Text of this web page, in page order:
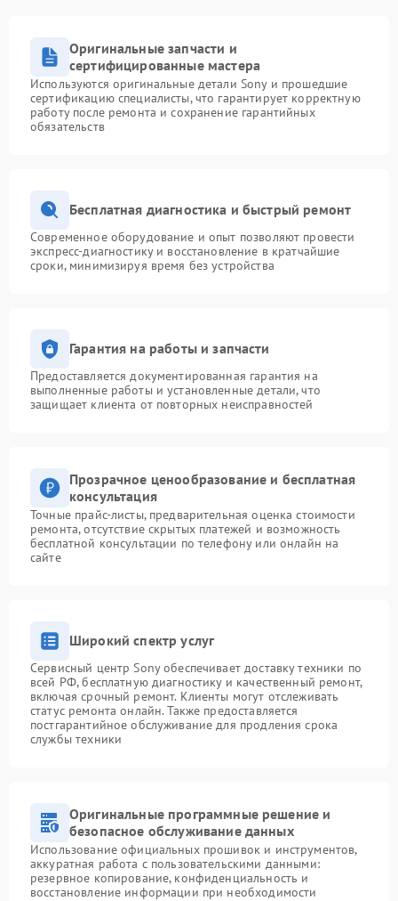
Оригинальные запчасти и
сертифицированные мастера
Используются оригинальные детали Sony и прошедшие
сертификацию специалисты, что гарантирует корректную
работу после ремонта и сохранение гарантийных
обязательств
Бесплатная диагностика и быстрый ремонт
Современное оборудование и опыт позволяют провести
экспресс-диагностику и восстановление в кратчайшие
сроки, минимизируя время без устройства
Гарантия на работы и запчасти
Предоставляется документированная гарантия на
выполненные работы и установленные детали, что
защищает клиента от повторных неисправностей
Прозрачное ценообразование и бесплатная
консультация
Точные прайс-листы, предварительная оценка стоимости
ремонта, отсутствие скрытых платежей и возможность
бесплатной консультации по телефону или онлайн на
сайте
Широкий спектр услуг
Сервисный центр Sony обеспечивает доставку техники по
всей РФ, бесплатную диагностику и качественный ремонт,
включая срочный ремонт. Клиенты могут отслеживать
статус ремонта онлайн. Также предоставляется
постгарантийное обслуживание для продления срока
службы техники
Оригинальные программные решение и
безопасное обслуживание данных
Использование официальных прошивок и инструментов,
аккуратная работа с пользовательскими данными:
резервное копирование, конфиденциальность и
восстановление информации при необходимости